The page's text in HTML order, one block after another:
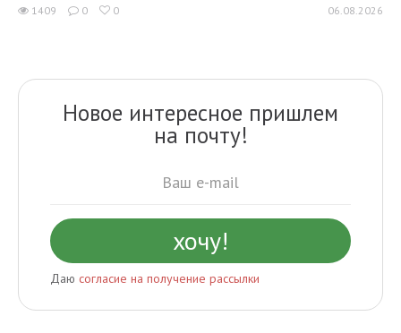
1409 0 0 06.08.2026
Новое интересное пришлем
на почту!
Даю согласие на получение рассылки